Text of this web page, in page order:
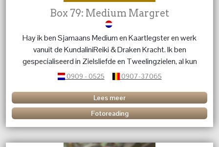
Box 79: Medium Margret
Hay ik ben Sjamaans Medium en Kaartlegster en werk
vanuit de KundaliniReiki & Draken Kracht. Ik ben
gespecialiseerd in Zielsliefde en Tweelingzielen, al kun
je met al je vragen bij mij terecht. Over Kinderen, Dieren,
advies, en luisterend oor. liefs Margret
0909 - 0525 0907-37065
Lees meer
Fotoreading